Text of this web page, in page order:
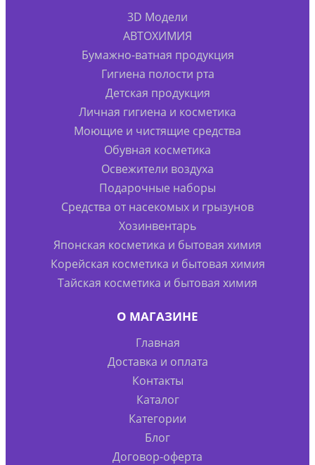
3D Модели
АВТОХИМИЯ
Бумажно-ватная продукция
Гигиена полости рта
Детская продукция
Личная гигиена и косметика
Моющие и чистящие средства
Обувная косметика
Освежители воздуха
Подарочные наборы
Средства от насекомых и грызунов
Хозинвентарь
Японская косметика и бытовая химия
Корейская косметика и бытовая химия
Тайская косметика и бытовая химия
О МАГАЗИНЕ
Главная
Доставка и оплата
Контакты
Каталог
Категории
Блог
Договор-оферта